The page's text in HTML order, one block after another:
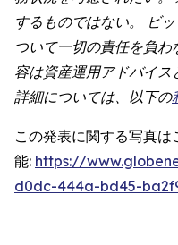
するものではない。 ビ
ついて一切の責任を負
容は資産運用アドバイス
詳細については、以下の
この発表に関する写真は
能: https://
d0dc-444a-bd45-